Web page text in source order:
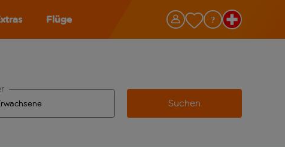
Flüge
Suchen